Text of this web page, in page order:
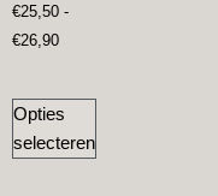
€25,50 -
€26,90
Opties
selecteren